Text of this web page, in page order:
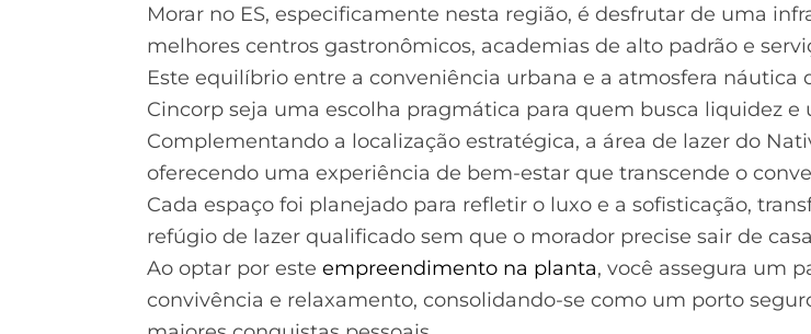
Morar no ES, especificamente nesta região, é desfrutar de uma
melhores centros gastronômicos, academias de alto padrão e
Este equilíbrio entre a conveniência urbana e a atmosfera
Cincorp seja uma escolha pragmática para quem busca liquidez e
Complementando a localização estratégica, a área de lazer do
oferecendo uma experiência de bem-estar que transcende o
Cada espaço foi planejado para refletir o luxo e a sofisticação,
refúgio de lazer qualificado sem que o morador precise sair de
Ao optar por esteempreendimento na planta, você assegura um
convivência e relaxamento, consolidando-se como um porto